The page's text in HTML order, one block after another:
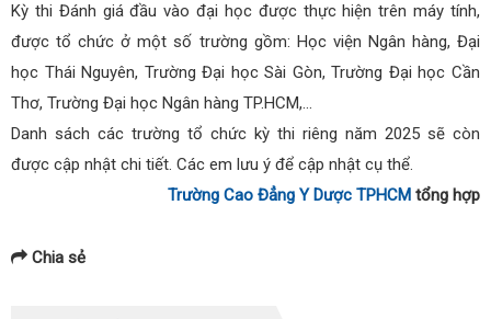
Kỳ thi Đánh giá đầu vào đại học được thực hiện trên máy tính,
được tổ chức ở một số trường gồm: Học viện Ngân hàng, Đại
học Thái Nguyên, Trường Đại học Sài Gòn, Trường Đại học Cần
Thơ, Trường Đại học Ngân hàng TP.HCM,…
Danh sách các trường tổ chức kỳ thi riêng năm 2025 sẽ còn
được cập nhật chi tiết. Các em lưu ý để cập nhật cụ thể.
Trường Cao Đẳng Y Dược TPHCM tổng hợp
Chia sẻ